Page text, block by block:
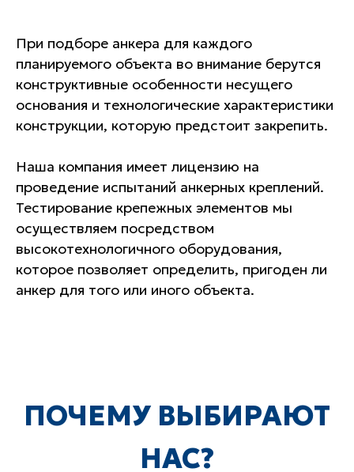
При подборе анкера для каждого
планируемого объекта во внимание берутся
конструктивные особенности несущего
основания и технологические характеристики
конструкции, которую предстоит закрепить.
Наша компания имеет лицензию на
проведение испытаний анкерных креплений.
Тестирование крепежных элементов мы
осуществляем посредством
высокотехнологичного оборудования,
которое позволяет определить, пригоден ли
анкер для того или иного объекта.
Гарантии
Лучшее оборудование
Квалифицированные
специалисты
Контроль на каждом этапе